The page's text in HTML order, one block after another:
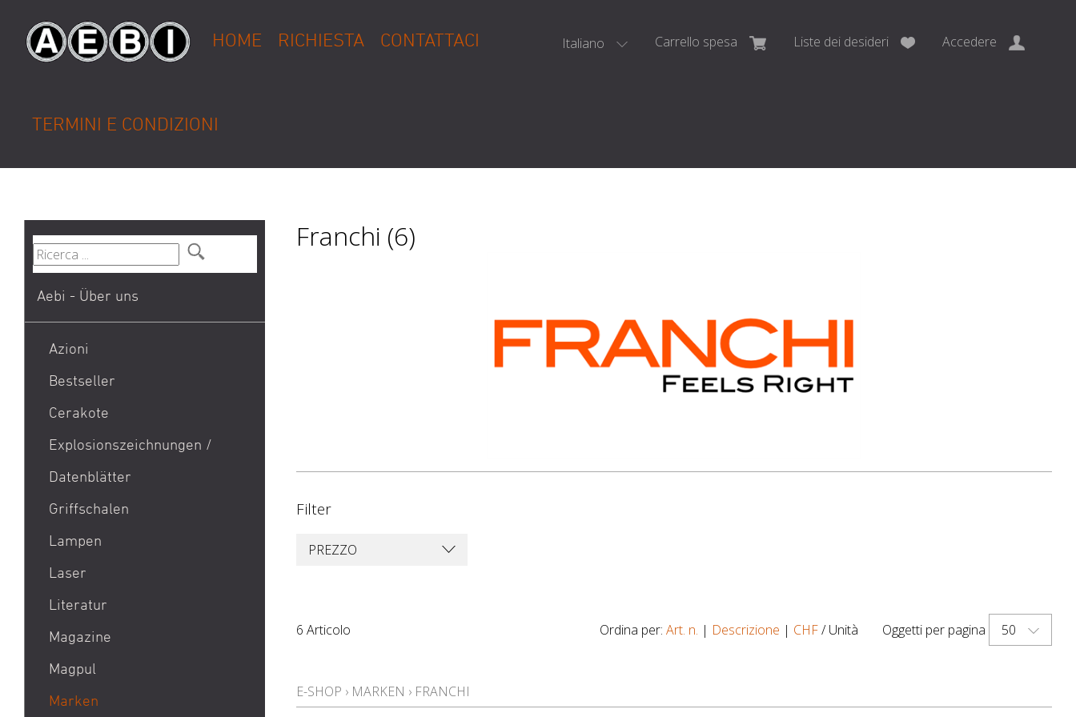
Italiano Carrello spesa Liste dei desideri Accedere
HOME RICHIESTA CONTATTACI
TERMINI E CONDIZIONI
Aebi - Über uns
Azioni
Bestseller
1911
Aktion Bester Preis
AR 15
B&T Print-X
CZ 75 / CZ TS
Eotech EXPS3 / Eotech
EXPS2
Glock 48 / Glock 43X
Heckler & Koch MP5 /
Heckler & Koch SP5
Cerakote
Explosionszeichnungen /
Datenblätter
Griffschalen
Lampen
Laser
Literatur
Magazine
Magpul
Marken
Franchi (6)
Filter
PREZZO
Oggetti per pagina 50
Ordina per: Art. n. | Descrizione | CHF/ Unità
6 Articolo
E-SHOP › MARKEN › FRANCHI